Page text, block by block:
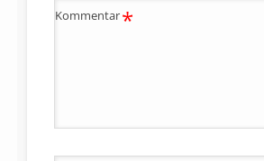
Kommentar*